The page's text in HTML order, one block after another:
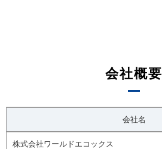
会社概要
会社名
株式会社ワールドエコックス